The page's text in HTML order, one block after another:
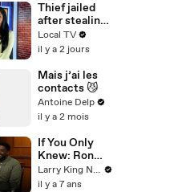
Thief jailed
after stealing
£175,000
suitcase in St
distraction
theft
Local TV
il y a 2 jours
Mais j’ai les
contacts 😼
Antoine Delp
il y a 2 mois
If You Only
Knew: Ron
Funches
Larry King Now on Ora.TV
il y a 7 ans